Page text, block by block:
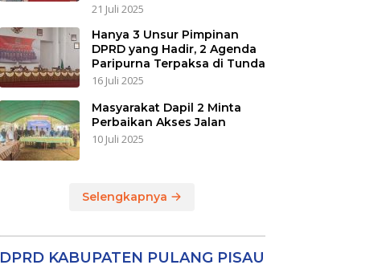
21 Juli 2025
Hanya 3 Unsur Pimpinan
DPRD yang Hadir, 2 Agenda
Paripurna Terpaksa di Tunda
16 Juli 2025
Masyarakat Dapil 2 Minta
Perbaikan Akses Jalan
10 Juli 2025
Selengkapnya
DPRD KABUPATEN PULANG PISAU